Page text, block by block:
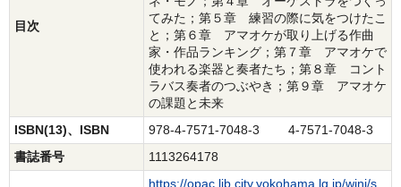
目次
てみた；第５章 練習の際に気をつけたこ
と；第６章 アマオケが取り上げる作曲
家・作品ランキング；第７章 アマオケで
使われる楽器と奏者たち；第８章 コント
ラバス奏者のつぶやき；第９章 アマオケ
の課題と未来
ISBN(13)、ISBN
978-4-7571-7048-3 4-7571-7048-3
書誌番号
1113264178
https://opac.lib.city.yokohama.lg.jp/winj/s